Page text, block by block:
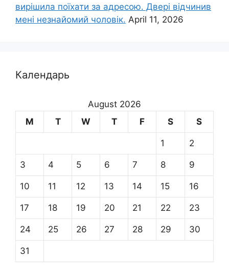
вирішила поїхати за адресою. Двері відчинив
мені незнайомий чоловік. April 11, 2026
Календарь
August 2026
M
T W T F S S
1 2
3 4 5 6 7 8 9
10 11 12 13 14 15 16
17 18 19 20 21 22 23
24 25 26 27 28 29 30
31